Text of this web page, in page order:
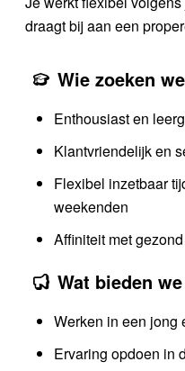
draagt bij aan een
Wie zoeken
Enthousiast en
Klantvriendelijk en
Flexibel inzetbaar
weekenden
Affiniteit met
Wat bieden
Werken in een jong
Ervaring opdoen in